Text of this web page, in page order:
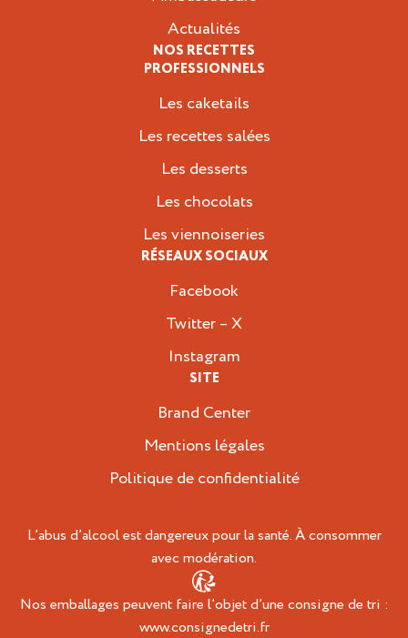
Actualités
NOS RECETTES
PROFESSIONNELS
Les caketails
Les recettes salées
Les desserts
Les chocolats
Les viennoiseries
RÉSEAUX SOCIAUX
Facebook
Twitter – X
Instagram
SITE
Brand Center
Mentions légales
Politique de confidentialité
L’abus d’alcool est dangereux pour la santé. À consommer
avec modération.
Nos emballages peuvent faire l’objet d’une consigne de tri :
www.consignedetri.fr